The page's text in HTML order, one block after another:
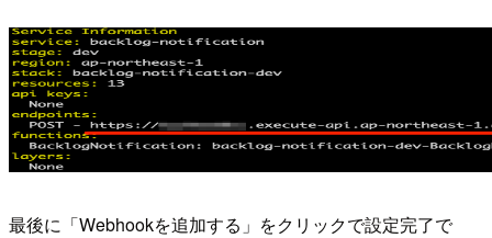
最後に「Webhookを追加する」をクリックで設定完了で